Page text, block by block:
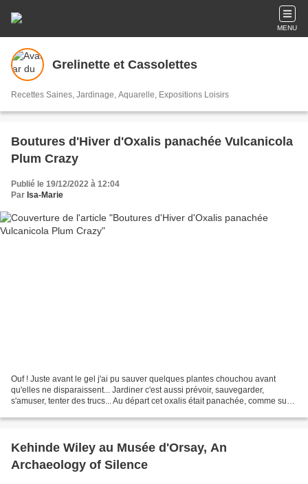
MENU
Grelinette et Cassolettes
Recettes Saines, Jardinage, Aquarelle, Expositions Loisirs
Boutures d'Hiver d'Oxalis panachée Vulcanicola
Plum Crazy
Publié le 19/12/2022 à 12:04
Par Isa-Marie
Ouf ! Juste avant le gel j'ai pu sauver quelques plantes chouchou avant
qu'elles ne disparaissent... Jardiner c'est aussi prévoir, sauvegarder,
s'amuser, tenter des trucs... Au départ cet oxalis était panachée, comme sur
Kehinde Wiley au Musée d'Orsay, An
Archaeology of Silence